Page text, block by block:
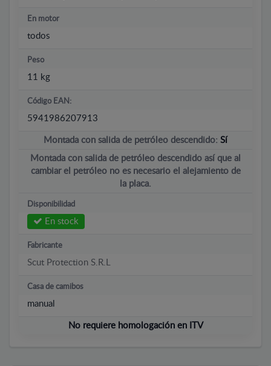
En motor
todos
Peso
11 kg
Código EAN:
5941986207913
Montada con salida de petróleo descendido: Sí
Montada con salida de petróleo descendido así que al
cambiar el petróleo no es necesario el alejamiento de
la placa.
Disponibilidad
En stock
Fabricante
Scut Protection S.R.L
Casa de camibos
manual
No requiere homologación en ITV